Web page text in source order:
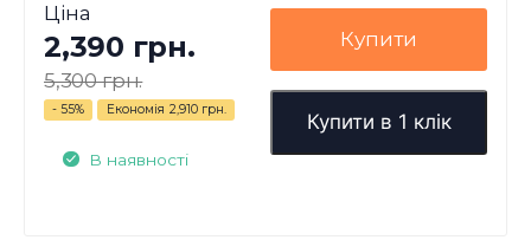
Ціна
2,390 грн.
5,300 грн.
- 55% Економія 2,910 грн.
В наявності
Купити
Купити в 1 клік